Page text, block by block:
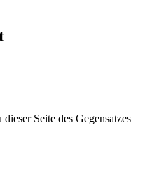
Seite des Gegensatzes